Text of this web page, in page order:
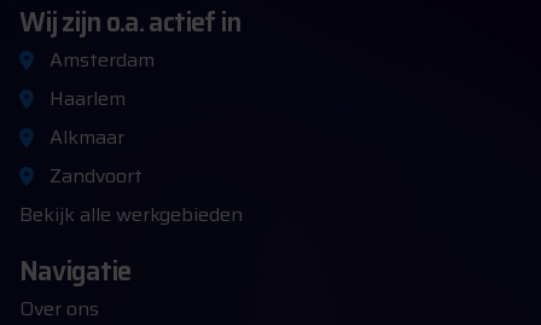
Wij zijn o.a. actief in
Amsterdam
Haarlem
Alkmaar
Zandvoort
Bekijk alle werkgebieden
Navigatie
Over ons